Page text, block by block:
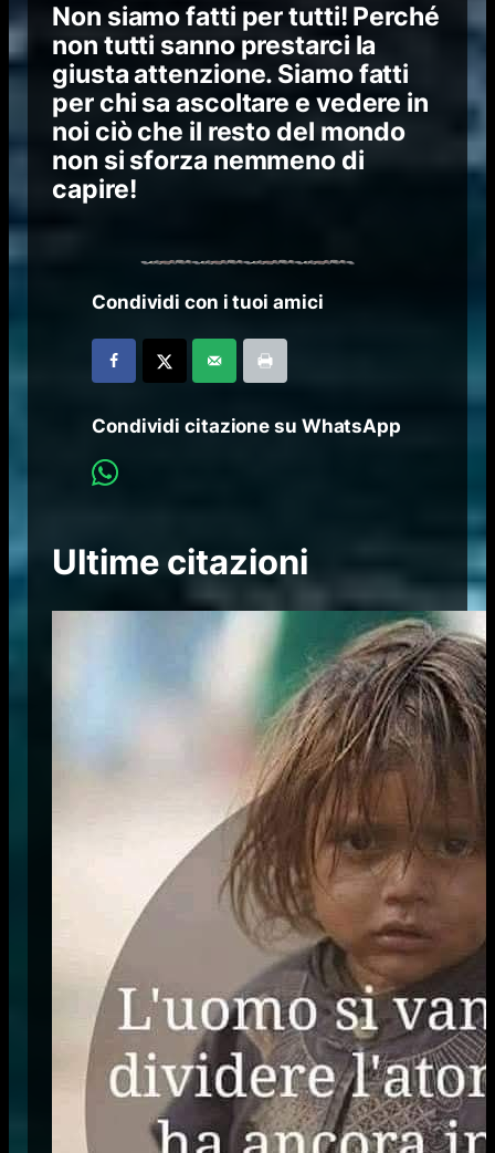
Non siamo fatti per tutti! Perché
non tutti sanno prestarci la
giusta attenzione. Siamo fatti
per chi sa ascoltare e vedere in
noi ciò che il resto del mondo
non si sforza nemmeno di
capire!
Condividi con i tuoi amici
Condividi citazione su WhatsApp
Ultime citazioni